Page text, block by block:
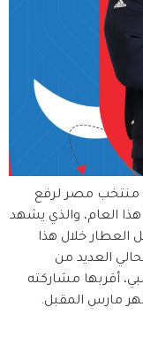
منتخب مصر لرفع
هذا العام، والذي يشهد
العطار خلال هذا
العديد من
أقربها مشاركته
مارس المقبل.